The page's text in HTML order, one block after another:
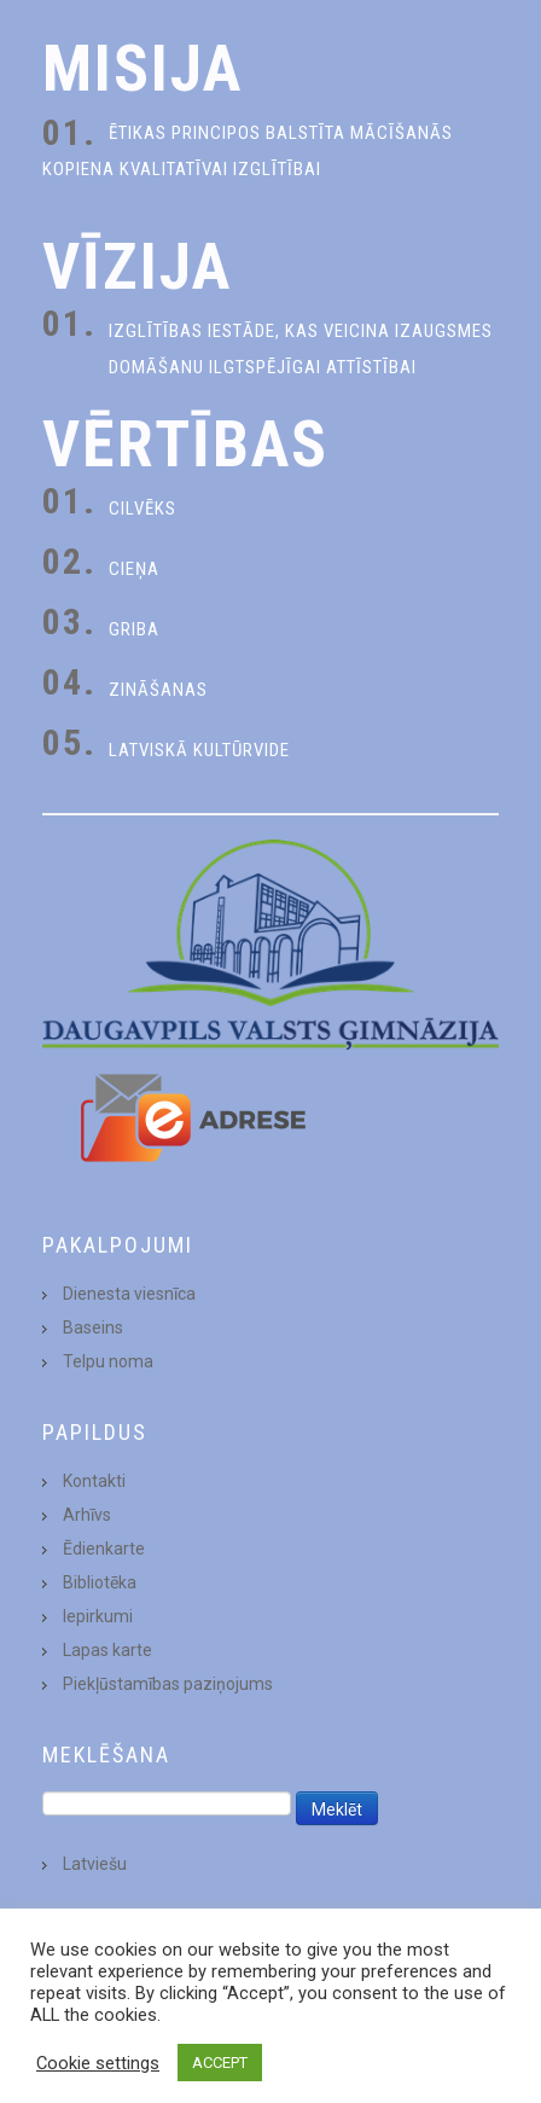
MISIJA
01.
ĒTIKAS PRINCIPOS BALSTĪTA MĀCĪŠANĀS
KOPIENA KVALITATĪVAI IZGLĪTĪBAI
VĪZIJA
01.
IZGLĪTĪBAS IESTĀDE, KAS VEICINA IZAUGSMES
DOMĀŠANU ILGTSPĒJĪGAI ATTĪSTĪBAI
VĒRTĪBAS
01. CILVĒKS
02. CIEŅA
03. GRIBA
04. ZINĀŠANAS
05. LATVISKĀ KULTŪRVIDE
PAKALPOJUMI
Dienesta viesnīca
Baseins
Telpu noma
PAPILDUS
Kontakti
Arhīvs
Ēdienkarte
Bibliotēka
Iepirkumi
Lapas karte
Piekļūstamības paziņojums
MEKLĒŠANA
Latviešu
We use cookies on our website to give you the most
relevant experience by remembering your preferences and
repeat visits. By clicking “Accept”, you consent to the use of
ALL the cookies.
Cookie settings ACCEPT